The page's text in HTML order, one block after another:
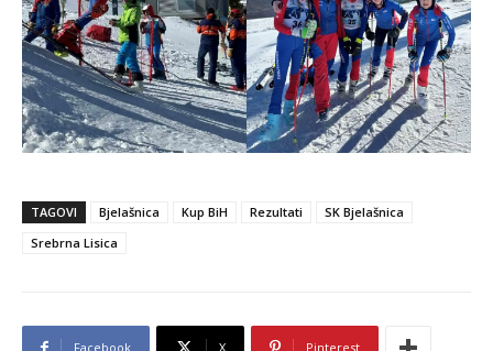
TAGOVI Bjelašnica Kup BiH Rezultati
SK Bjelašnica
Srebrna Lisica
Facebook X Pinterest